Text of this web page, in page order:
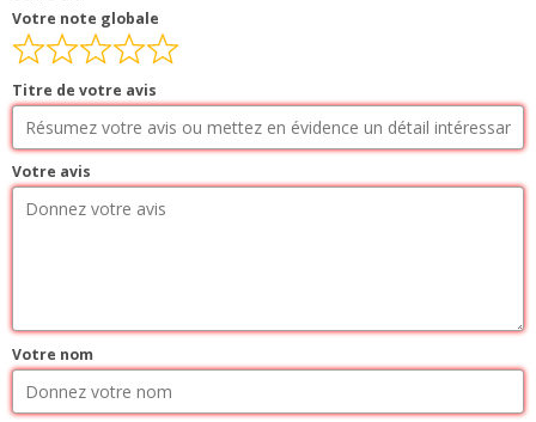
Votre note globale
Titre de votre avis
Votre avis
Votre nom